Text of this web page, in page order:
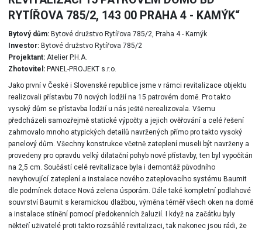
RYTÍŘOVA 785/2, 143 00 PRAHA 4 - KAMÝK“
Bytový dům:Bytové družstvo Rytířova 785/2, Praha 4 - Kamýk
Investor:Bytové družstvo Rytířova 785/2
Projektant:Atelier P.H.A.
Zhotovitel:PANEL-PROJEKT s.r.o.
Jako první v České i Slovenské republice jsme v rámci revitalizace objektu
realizovali přístavbu 70 nových lodžií na 15 patrovém domě. Pro takto
vysoký dům se přístavba lodžií u nás ještě nerealizovala. Všemu
předcházeli samozřejmě statické výpočty a jejich ověřování a celé řešení
zahrnovalo mnoho atypických detailů navržených přímo pro takto vysoký
panelový dům. Všechny konstrukce včetně zateplení museli být navrženy a
provedeny pro opravdu velký dilatační pohyb nové přístavby, ten byl vypočítán
na 2,5 cm. Součástí celé revitalizace byla i demontáž původního
nevyhovující zateplení a instalace nového zateplovacího systému Baumit
dle podmínek dotace Nová zelena úsporám. Dále také kompletní podlahové
souvrství Baumit s keramickou dlažbou, výměna téměř všech oken na domě
a instalace stínění pomocí předokenních žaluzií. I když na začátku byly
někteří uživatelé proti takto rozsáhlé revitalizaci, tak nakonec jsou rádi, že